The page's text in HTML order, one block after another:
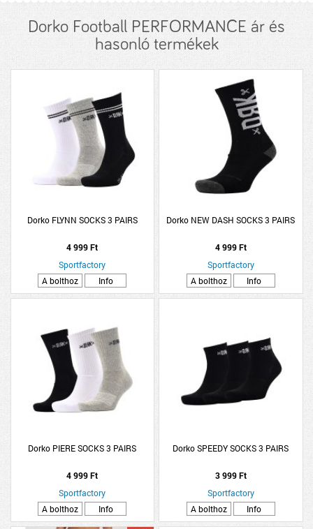
Dorko Football PERFORMANCE ár és
hasonló termékek
Dorko FLYNN SOCKS 3 PAIRS
4 999 Ft
Sportfactory
A bolthoz
Info
Dorko NEW DASH SOCKS 3 PAIRS
4 999 Ft
Sportfactory
A bolthoz
Info
Dorko PIERE SOCKS 3 PAIRS
4 999 Ft
Sportfactory
A bolthoz
Info
Dorko SPEEDY SOCKS 3 PAIRS
3 999 Ft
Sportfactory
A bolthoz
Info